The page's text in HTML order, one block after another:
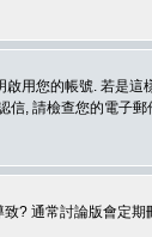
用您的帳號. 若是這
信, 請檢查您的電子
? 通常討論版會定